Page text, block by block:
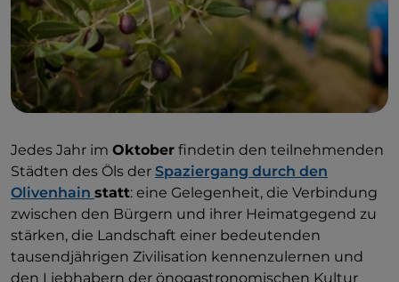
Jedes Jahr im Oktober findetin den teilnehmenden
Städten des Öls der Spaziergang durch den
Olivenhain statt: eine Gelegenheit, die Verbindung
zwischen den Bürgern und ihrer Heimatgegend zu
stärken, die Landschaft einer bedeutenden
tausendjährigen Zivilisation kennenzulernen und
den Liebhabern der önogastronomischen Kultur